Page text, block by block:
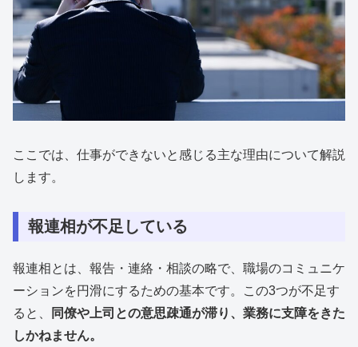
ここでは、仕事ができないと感じる主な理由について解説
します。
報連相が不足している
報連相とは、報告・連絡・相談の略で、職場のコミュニケ
ーションを円滑にするための基本です。この3つが不足す
ると、
同僚や上司との意思疎通が滞り、業務に支障をきた
しかねません。